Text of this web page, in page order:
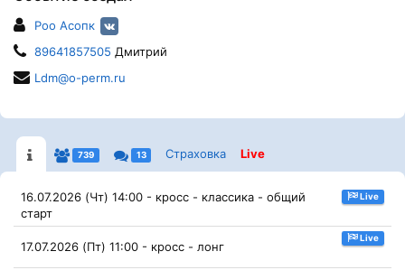
Роо Асопк
89641857505 Дмитрий
Ldm@o-perm.ru
739 13 Страховка Live
16.07.2026 (Чт) 14:00 - кросс - классика - общий
старт
Live
17.07.2026 (Пт) 11:00 - кросс - лонг
Live